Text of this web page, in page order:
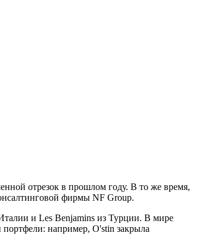
отрезок в прошлом году. В то же время,
фирмы NF Group.
и Les Benjamins из Турции. В мире
например, O'stin закрыла